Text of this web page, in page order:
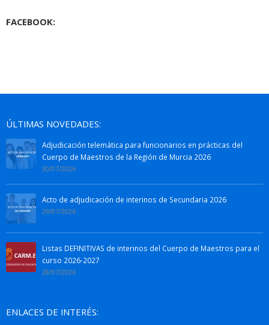
FACEBOOK:
ÚLTIMAS NOVEDADES:
Adjudicación telemática para funcionarios en prácticas del
Cuerpo de Maestros de la Región de Murcia 2026
30/07/2026
Acto de adjudicación de interinos de Secundaria 2026
29/07/2026
Listas DEFINITIVAS de interinos del Cuerpo de Maestros para el
curso 2026-2027
28/07/2026
ENLACES DE INTERÉS: